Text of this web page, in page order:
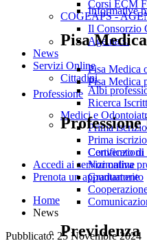
Informative
Pisa Medica
Pisa Medica
Pisa Medica
Professione
Convenzioni
Normativa
Graduatorie
Previdenza
Corsi ECM
COGEAPS -
Il Consorzio
Age.na.s.
News
Servizi Online
Cittadini
Albi
Ricerca
Medici e
Prima
Prima
Certificato di
Accedi ai servizi online
Prenota un appuntamento
Home
News
Pubblicato: 25 Novembre 2024